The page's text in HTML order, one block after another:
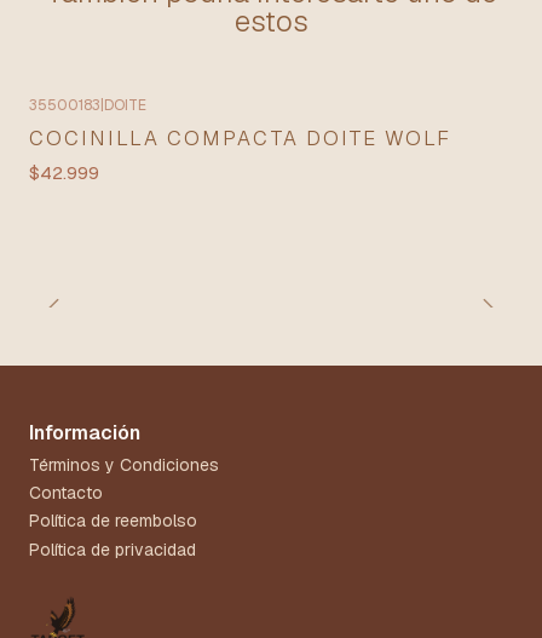
estos
35500183 DOITE
COCINILLA COMPACTA DOITE WOLF
$42.999
Información
Términos y Condiciones
Contacto
Política de reembolso
Política de privacidad